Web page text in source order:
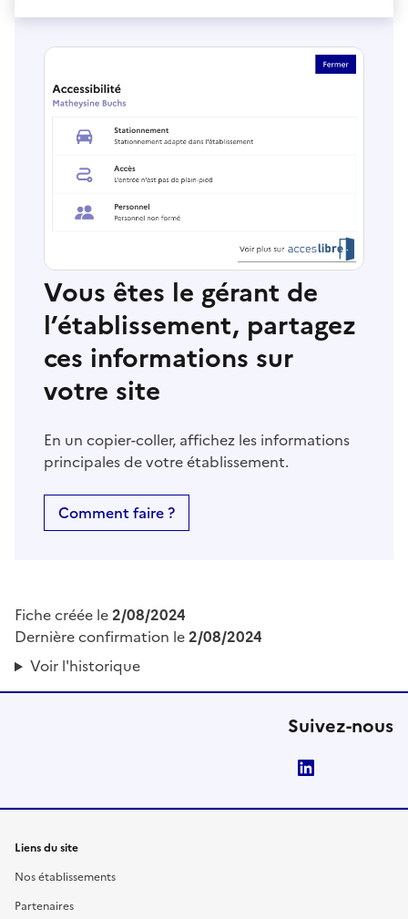
Vous êtes le gérant de
l’établissement, partagez
ces informations sur
votre site
En un copier-coller, affichez les informations
principales de votre établissement.
Comment faire ?
Fiche créée le2/08/2024
Dernière confirmation le2/08/2024
Voir l'historique
Suivez-nous
Liens du site
Nos établissements
Partenaires